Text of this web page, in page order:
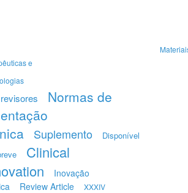
e
Normas de
Suplemento
Disponível
Clinical
Inovação
Review Article
XXXIV